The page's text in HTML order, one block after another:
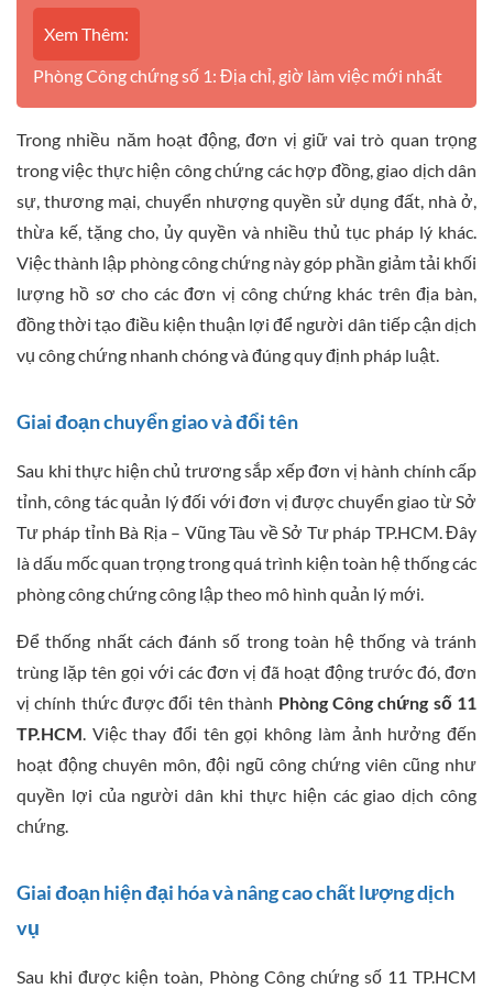
Xem Thêm:
Phòng Công chứng số 1: Địa chỉ, giờ làm việc mới nhất
Trong nhiều năm hoạt động, đơn vị giữ vai trò quan trọng
trong việc thực hiện công chứng các hợp đồng, giao dịch dân
sự, thương mại, chuyển nhượng quyền sử dụng đất, nhà ở,
thừa kế, tặng cho, ủy quyền và nhiều thủ tục pháp lý khác.
Việc thành lập phòng công chứng này góp phần giảm tải khối
lượng hồ sơ cho các đơn vị công chứng khác trên địa bàn,
đồng thời tạo điều kiện thuận lợi để người dân tiếp cận dịch
vụ công chứng nhanh chóng và đúng quy định pháp luật.
Giai đoạn chuyển giao và đổi tên
Sau khi thực hiện chủ trương sắp xếp đơn vị hành chính cấp
tỉnh, công tác quản lý đối với đơn vị được chuyển giao từ Sở
Tư pháp tỉnh Bà Rịa – Vũng Tàu về Sở Tư pháp TP.HCM. Đây
là dấu mốc quan trọng trong quá trình kiện toàn hệ thống các
phòng công chứng công lập theo mô hình quản lý mới.
Để thống nhất cách đánh số trong toàn hệ thống và tránh
trùng lặp tên gọi với các đơn vị đã hoạt động trước đó, đơn
vị chính thức được đổi tên thành Phòng Công chứng số 11
TP.HCM. Việc thay đổi tên gọi không làm ảnh hưởng đến
hoạt động chuyên môn, đội ngũ công chứng viên cũng như
quyền lợi của người dân khi thực hiện các giao dịch công
chứng.
Giai đoạn hiện đại hóa và nâng cao chất lượng dịch
vụ
Sau khi được kiện toàn, Phòng Công chứng số 11 TP.HCM